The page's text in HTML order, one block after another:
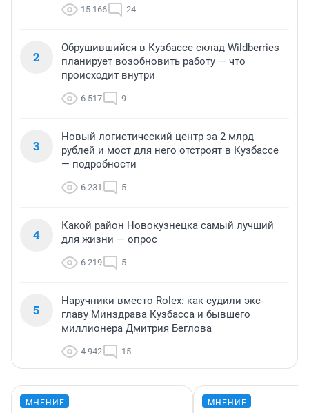
15 166 24
2
Обрушившийся в Кузбассе склад Wildberries
планирует возобновить работу — что
происходит внутри
6 517 9
3
Новый логистический центр за 2 млрд
рублей и мост для него отстроят в Кузбассе
— подробности
6 231 5
4
Какой район Новокузнецка самый лучший
для жизни — опрос
6 219 5
5
Наручники вместо Rolex: как судили экс-
главу Минздрава Кузбасса и бывшего
миллионера Дмитрия Беглова
4 942 15
МНЕНИЕ МНЕНИЕ